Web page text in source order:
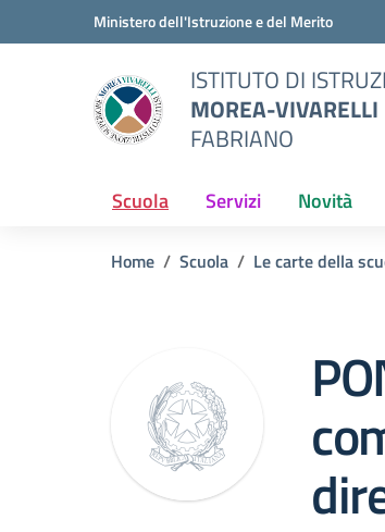
Vai ai contenuti
Vai al menu di navigazioneMinistero dell'Istruzione e del Merito
ISTITUTO DI
MOREA-VIVARELLI
FABRIANO
Scuola Servizi Novità
Home Scuola Le carte della